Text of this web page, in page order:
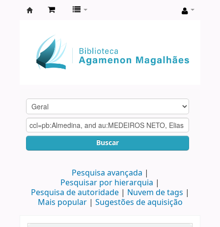
Agamenon
Magalhães
Buscar
Pesquisa avançada
Pesquisar por hierarquia
Pesquisa de autoridade
Nuvem de tags
Mais popular
Sugestões de aquisição